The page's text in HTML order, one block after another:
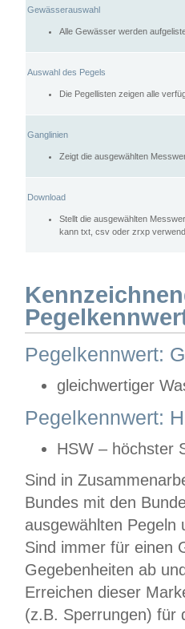
Gewässerauswahl
Alle Gewässer werden
Auswahl des Pegels
Die Pegellisten zeigen alle
Ganglinien
Zeigt die ausgewählten
Download
Stellt die ausgewählten
kann txt, csv oder zrxp
Pegelkennwert:
gleichwertiger
Pegelkennwert:
HSW – höchster
Sind in
Bundes mit den
ausgewählten
Sind immer für einen
Gegebenheiten ab
Erreichen dieser
(z.B. Sperrungen) für